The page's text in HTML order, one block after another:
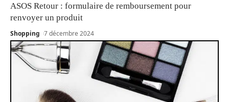
ASOS Retour : formulaire de remboursement pour
renvoyer un produit
Shopping 7 décembre 2024